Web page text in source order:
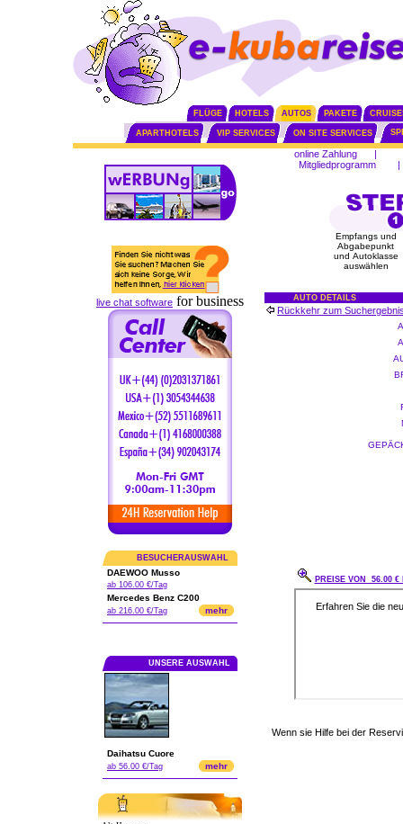
FLÜGE HOTELS AUTOS PAKETE
APARTHOTELS VIP SERVICES ON SITE SERVICES
live chat software for business
BESUCHERAUSWAHL
DAEWOO Musso
ab 106.00 €/Tag
Mercedes Benz C200
ab 216.00 €/Tag mehr
UNSERE AUSWAHL
Daihatsu Cuore
ab 56.00 €/Tag mehr
online Zahlung
|
Mitgliedprogramm
|
Empfangs und
Abgabepunkt
und Autoklasse
auswählen
AUTO DETAILS
Rückkehr zum
PREISE VON 56.00 €
Wenn sie Hilfe bei der